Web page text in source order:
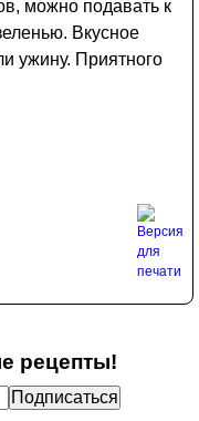
можно подавать к
Вкусное
ужину. Приятного
рецепты!